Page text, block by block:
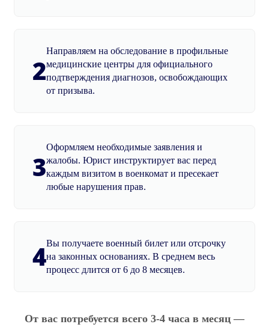
2
Направляем на обследование в профильные
медицинские центры для официального
подтверждения диагнозов, освобождающих
от призыва.
3
Оформляем необходимые заявления и
жалобы. Юрист инструктирует вас перед
каждым визитом в военкомат и пресекает
любые нарушения прав.
4Вы получаете военный билет или отсрочку
на законных основаниях. В среднем весь
процесс длится от 6 до 8 месяцев.
От вас потребуется всего 3-4 часа в месяц —